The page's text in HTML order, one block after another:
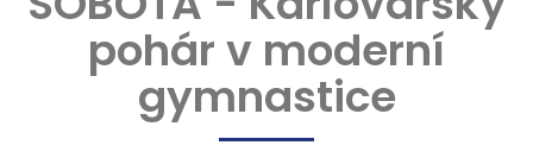
pohár v moderní
gymnastice